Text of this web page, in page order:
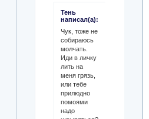
Тень
написал(а):
Чук, тоже не
собираюсь
молчать.
Иди в личку
лить на
меня грязь,
или тебе
прилюдно
помоями
надо